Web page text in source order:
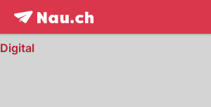
frontpage.NAU.ch
Digital